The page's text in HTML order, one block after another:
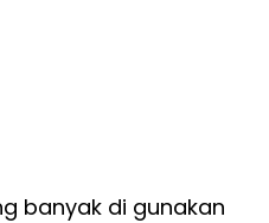
banyak di gunakan